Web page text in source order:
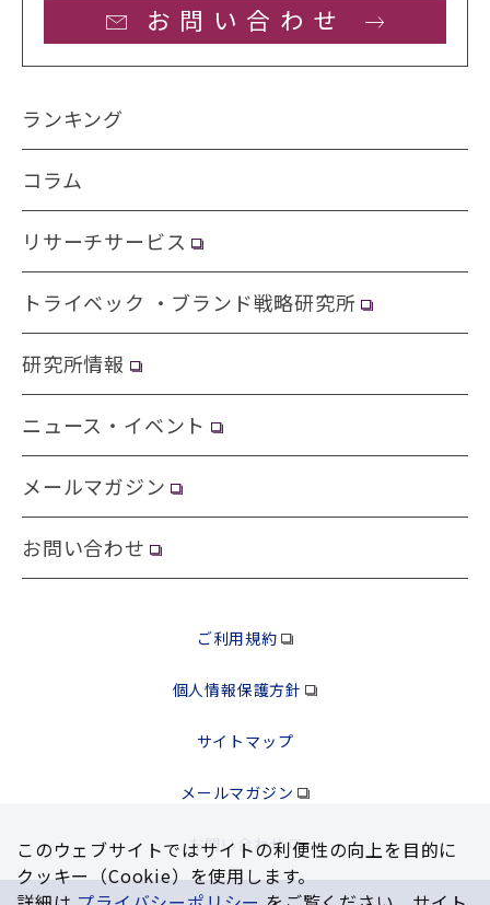
お問い合わせ
ランキング
コラム
リサーチサービス
トライベック ・ブランド戦略研究所
研究所情報
ニュース・イベント
メールマガジン
お問い合わせ
ご利用規約
個人情報保護方針
サイトマップ
メールマガジン
お問い合わせ
このウェブサイトではサイトの利便性の向上を⽬的に
クッキー（Cookie）を使⽤します。